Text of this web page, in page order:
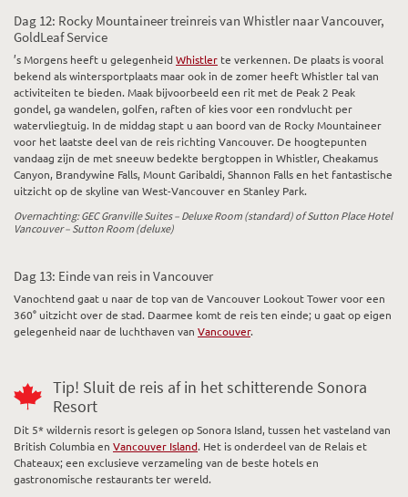
Dag 12: Rocky Mountaineer treinreis van Whistler naar Vancouver,
GoldLeaf Service
’s Morgens heeft u gelegenheid Whistler te verkennen. De plaats is vooral
bekend als wintersportplaats maar ook in de zomer heeft Whistler tal van
activiteiten te bieden. Maak bijvoorbeeld een rit met de Peak 2 Peak
gondel, ga wandelen, golfen, raften of kies voor een rondvlucht per
watervliegtuig. In de middag stapt u aan boord van de Rocky Mountaineer
voor het laatste deel van de reis richting Vancouver. De hoogtepunten
vandaag zijn de met sneeuw bedekte bergtoppen in Whistler, Cheakamus
Canyon, Brandywine Falls, Mount Garibaldi, Shannon Falls en het fantastische
uitzicht op de skyline van West-Vancouver en Stanley Park.
Overnachting: GEC Granville Suites – Deluxe Room (standard) of Sutton Place Hotel
Vancouver – Sutton Room (deluxe)
Dag 13: Einde van reis in Vancouver
Vanochtend gaat u naar de top van de Vancouver Lookout Tower voor een
360° uitzicht over de stad. Daarmee komt de reis ten einde; u gaat op eigen
gelegenheid naar de luchthaven van Vancouver.
Tip! Sluit de reis af in het schitterende Sonora
Resort
Dit 5* wildernis resort is gelegen op Sonora Island, tussen het vasteland van
British Columbia en Vancouver Island. Het is onderdeel van de Relais et
Chateaux; een exclusieve verzameling van de beste hotels en
gastronomische restaurants ter wereld.